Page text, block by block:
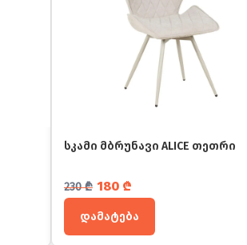
სკამი მბრუნავი ALICE თეთრი
230₾
საწყისი ფასი იყო: 230 ₾.
180 ₾
მიმდინარე ფასია: 180 ₾.
დამატება